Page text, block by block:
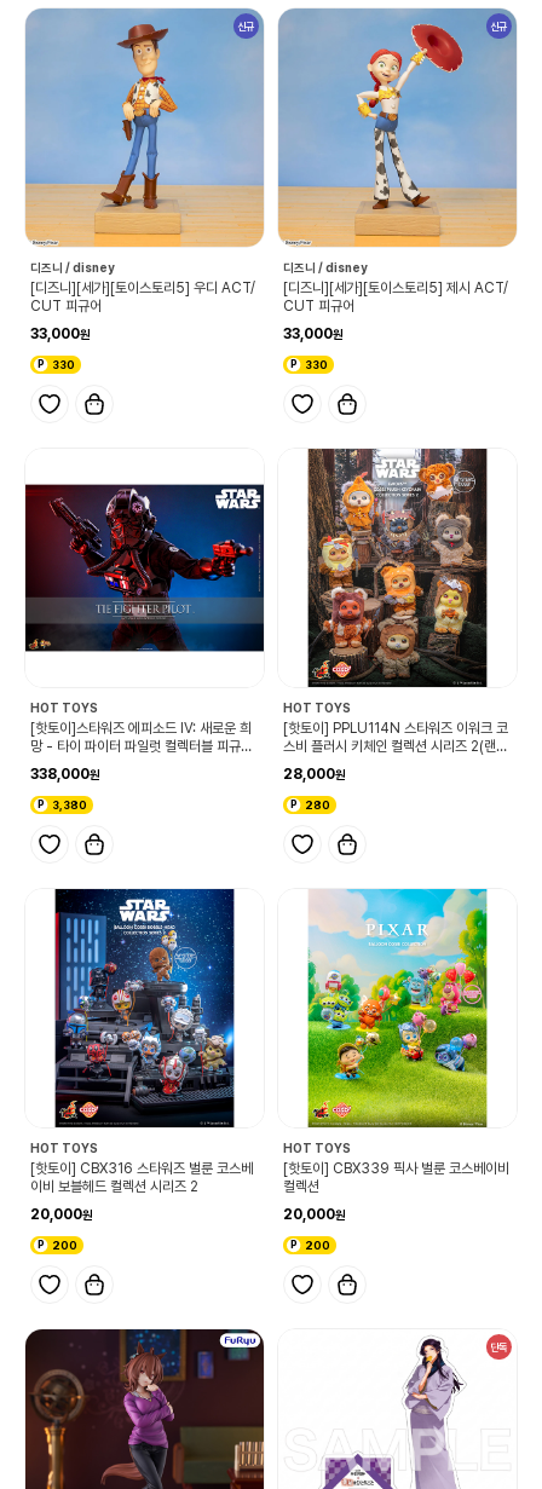
신규
디즈니 / disney
[디즈니][세가][토이스토리5] 우디 ACT/
CUT 피규어
33,000
330
신규
디즈니 / disney
[디즈니][세가][토이스토리5] 제시 ACT/
CUT 피규어
33,000
330
HOT TOYS
[핫토이]스타워즈 에피소드 IV: 새로운 희
망 - 타이 파이터 파일럿 컬렉터블 피규어
338,000
3,380
HOT TOYS
[핫토이] PPLU114N 스타워즈 이워크 코
스비 플러시 키체인 컬렉션 시리즈 2(랜
28,000
280
HOT TOYS
[핫토이] CBX316 스타워즈 벌룬 코스베
이비 보블헤드 컬렉션 시리즈 2
20,000
200
HOT TOYS
[핫토이] CBX339 픽사 벌룬 코스베이비
컬렉션
20,000
200
단독